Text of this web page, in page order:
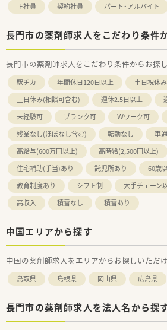
正社員 契約社員 パート・アルバイト
長門市の薬剤師求人をこだわり条件
長門市の薬剤師求人をこだわり条件からお探
駅チカ 年間休日120日以上
土日祝休み
土日休み(相談可含む)
週休2.5日以上
未経験可
ブランク可 Ｗワーク可
残業なし(ほぼなし含む)
転勤なし
車
高給与(600万円以上)
高時給(2,500円以上)
住宅補助(手当)あり
託児所あり 60歳
教育制度あり
シフト制 大手チェーン
高収入
積雪なし 積雪あり
中国エリアから探す
中国の薬剤師求人をエリアからお探しいただけ
鳥取県 島根県 岡山県 広島県
長門市の薬剤師求人を法人名から探